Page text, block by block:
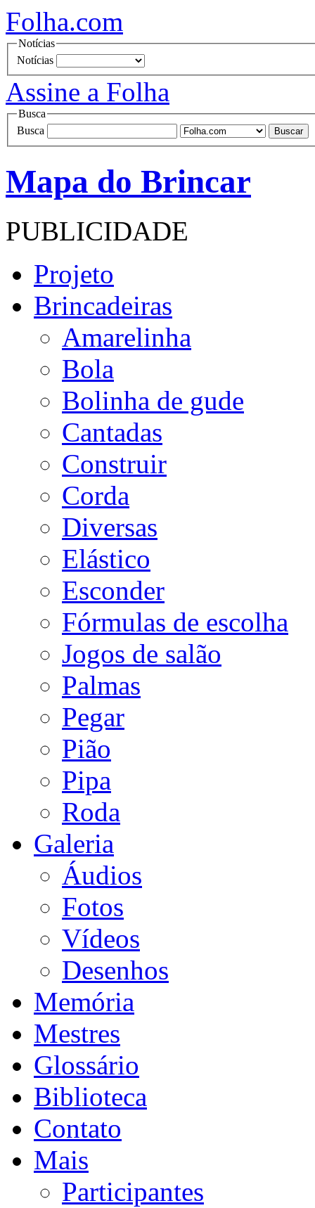
Folha.com
Notícias
Notícias
Assine a Folha
Busca
Busca
Mapa do Brincar
PUBLICIDADE
Projeto
Brincadeiras
Amarelinha
Bola
Bolinha de gude
Cantadas
Construir
Corda
Diversas
Elástico
Esconder
Fórmulas de escolha
Jogos de salão
Palmas
Pegar
Pião
Pipa
Roda
Galeria
Áudios
Fotos
Vídeos
Desenhos
Memória
Mestres
Glossário
Biblioteca
Contato
Mais
Participantes